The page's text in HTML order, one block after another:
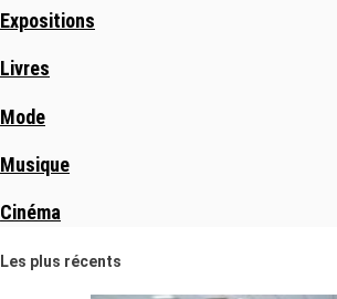
Expositions
Livres
Mode
Musique
Cinéma
Les plus récents